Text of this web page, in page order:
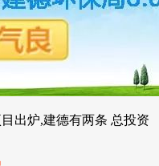
出炉,建德有两条 总投资